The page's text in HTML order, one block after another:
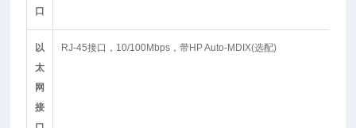
口
以
太
网
接
RJ-45接口，10/100Mbps，带HP Auto-MDIX(选配)